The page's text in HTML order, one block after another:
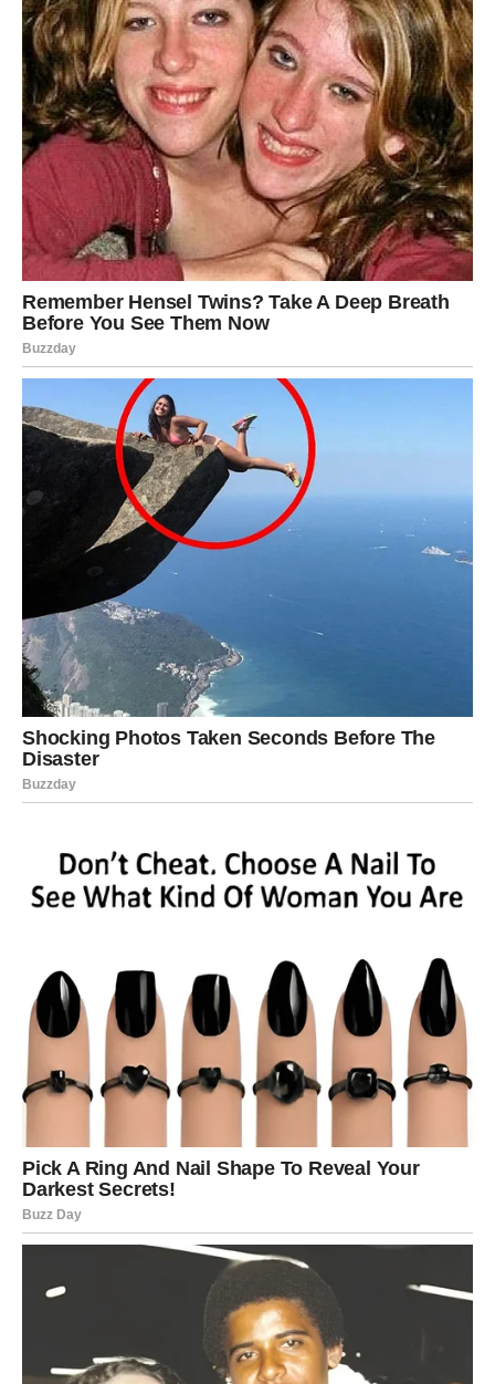
Zaključak
Lovorov list jeprirodni saveznik u domaćinstvu
pružajući svežinu prostoru, eliminaciju neugodnih mirisa i
zaštitu od insekata. Njegova jednostavna primena,
dostupnost i ekološke prednosti čine ga odličnim
izborom za svakoga ko želi prirodan i zdrav način
održavanja doma. Sledeći put kada osetite potrebu za
osvežavanjem prostora ili borbom protiv dosadnih
štetočina, setite semagičnih svojstava lovorovog lista
isprobajte neki od navedenih trikova!
Upiši svoj email i preuzmi BESPLATNU
knjigu s receptima! Uživaj u jednostavnim
i ukusnim jelima koja će osvojiti tvoje
receptima!